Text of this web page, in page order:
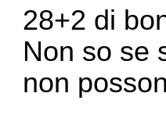
28+2 di
Non so se
non